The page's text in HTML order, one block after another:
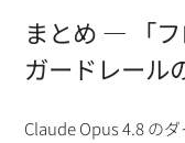
まとめ — 「
ガードレール
Claude Opus 4.8 の